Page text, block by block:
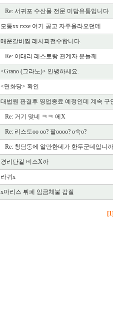
Re: 서귀포 수산물 전문 미담유통입니다
모퉁xx rxxe 여기 공고 자주올라오던데
매운갈비찜 레시피전수합니다.
Re: 이태리 레스토랑 관계자 분들께..
<Grano (그라노)> 안녕하세요.
<면화당> 확인
대법원 판결후 영업종료 예정인데 계속 구
Re: 거기 맞네 ㅋㅋ 에X
Re: 리스토oo oo? 팔oooo? o숙o?
Re: 청담동에 알만한데가 한두군데입니
경리단길 비스X까
라퀴x
x마리스 뷔페 임금체불 갑질